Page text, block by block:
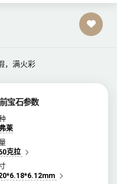
，满火彩
宝石参数
莱
克拉